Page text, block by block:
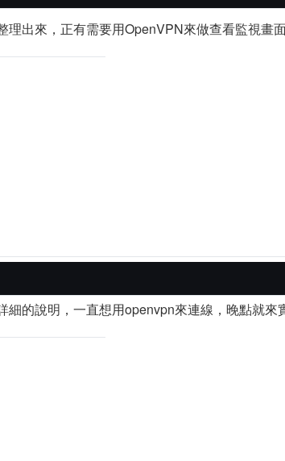
理出來，正有需要用OpenVPN來做查看監視畫
細的說明，一直想用openvpn來連線，晚點就來